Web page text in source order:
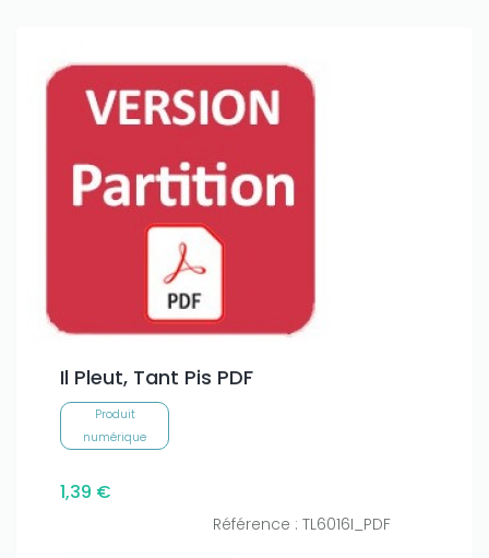
Il Pleut, Tant Pis PDF
Produit
numérique
1,39 €
Référence : TL6016I_PDF